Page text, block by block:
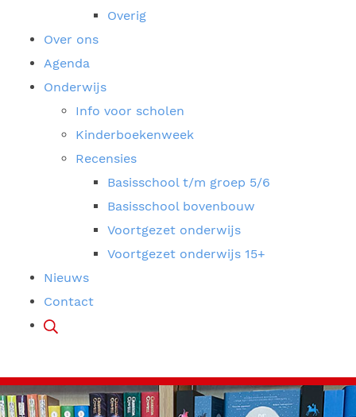
Overig
Over ons
Agenda
Onderwijs
Info voor scholen
Kinderboekenweek
Recensies
Basisschool t/m groep 5/6
Basisschool bovenbouw
Voortgezet onderwijs
Voortgezet onderwijs 15+
Nieuws
Contact